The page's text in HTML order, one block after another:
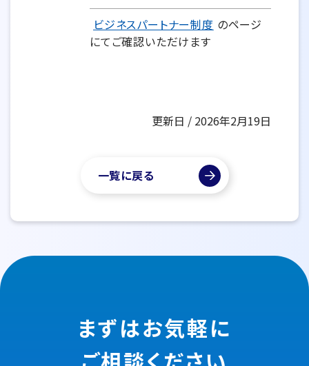
ビジネスパートナー制度 のページ
にてご確認いただけます
更新日 / 2026年2月19日
一覧に戻る
まずはお気軽に